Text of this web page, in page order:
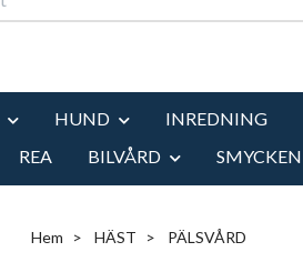
HUND INREDNING
REA BILVÅRD SMYCKEN
Hem HÄST PÄLSVÅRD